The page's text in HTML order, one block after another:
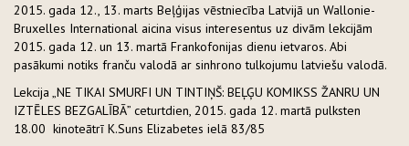
2015. gada 12., 13. marts Beļģijas vēstniecība Latvijā un Wallonie-
Bruxelles International aicina visus interesentus uz divām lekcijām
2015. gada 12. un 13. martā Frankofonijas dienu ietvaros. Abi
pasākumi notiks franču valodā ar sinhrono tulkojumu latviešu valodā.
Lekcija „NE TIKAI SMURFI UN TINTIŅŠ: BEĻĢU KOMIKSS ŽANRU UN
IZTĒLES BEZGALĪBĀ” ceturtdien, 2015. gada 12. martā pulksten
18.00 kinoteātrī K.Suns Elizabetes ielā 83/85